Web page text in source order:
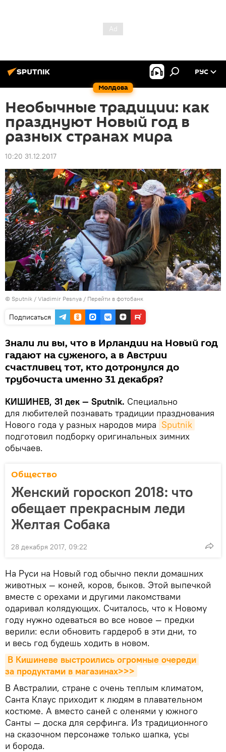
Молдова
РУС
Необычные традиции: как
празднуют Новый год в
разных странах мира
10:20 31.12.2017
© Sputnik / Vladimir Pesnya / Перейти в фотобанк
Подписаться
Знали ли вы, что в Ирландии на Новый год
гадают на суженого, а в Австрии
счастливец тот, кто дотронулся до
трубочиста именно 31 декабря?
КИШИНЕВ, 31 дек — Sputnik. Специально
для любителей познавать традиции празднования
Нового года у разных народов мира Sputnik
подготовил подборку оригинальных зимних
обычаев.
Общество
Женский гороскоп 2018: что
обещает прекрасным леди
Желтая Собака
28 декабря 2017, 09:22
На Руси на Новый год обычно пекли домашних
животных — коней, коров, быков. Этой выпечкой
вместе с орехами и другими лакомствами
одаривал колядующих. Считалось, что к Новому
году нужно одеваться во все новое — предки
верили: если обновить гардероб в эти дни, то
и весь год будешь ходить в новом.
В Кишиневе выстроились огромные очереди
за продуктами в магазинах>>>
В Австралии, стране с очень теплым климатом,
Санта Клаус приходит к людям в плавательном
костюме. А вместо саней с оленями у южного
Санты — доска для серфинга. Из традиционного
на сказочном персонаже только шапка, усы
и борода.